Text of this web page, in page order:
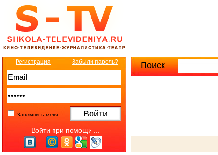
Поиск
Регистрация Забыли пароль?
Запомнить меня
Войти при помощи ...